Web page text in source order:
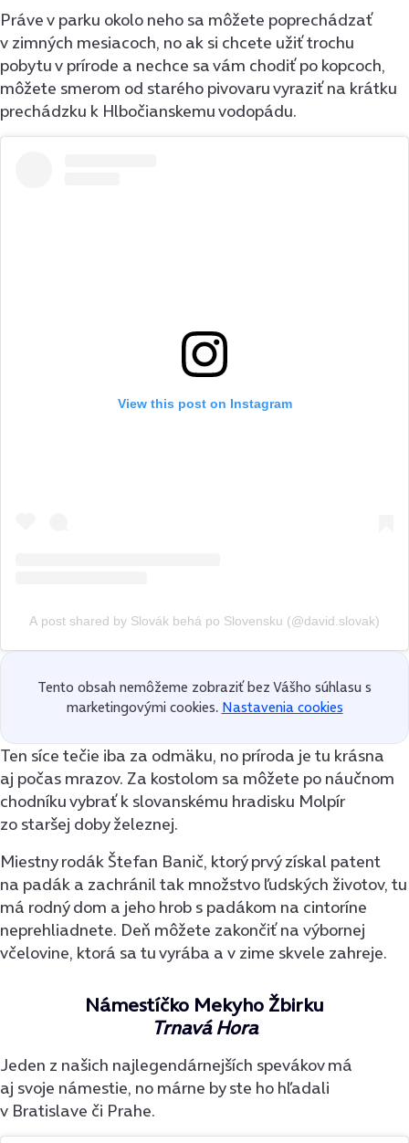
Práve v parku okolo neho sa môžete poprechádzať
v zimných mesiacoch, no ak si chcete užiť trochu
pobytu v prírode a nechce sa vám chodiť po kopcoch,
môžete smerom od starého pivovaru vyraziť na krátku
prechádzku k Hlbočianskemu vodopádu.
View this post on Instagram
A post shared by Slovák behá po Slovensku (@david.slovak)
Tento obsah nemôžeme zobraziť bez Vášho súhlasu s
marketingovými cookies. Nastavenia cookies
Ten síce tečie iba za odmäku, no príroda je tu krásna
aj počas mrazov. Za kostolom sa môžete po náučnom
chodníku vybrať k slovanskému hradisku Molpír
zo staršej doby železnej.
Miestny rodák Štefan Banič, ktorý prvý získal patent
na padák a zachránil tak množstvo ľudských životov, tu
má rodný dom a jeho hrob s padákom na cintoríne
neprehliadnete. Deň môžete zakončiť na výbornej
včelovine, ktorá sa tu vyrába a v zime skvele zahreje.
Námestíčko Mekyho Žbirku
Trnavá Hora
Jeden z našich najlegendárnejších spevákov má
aj svoje námestie, no márne by ste ho hľadali
v Bratislave či Prahe.